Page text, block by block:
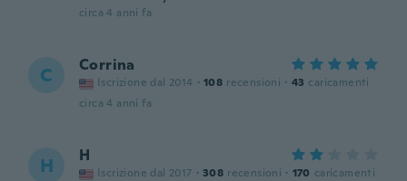
circa 4 anni fa
C Corrina
Iscrizione dal 2014 · 108 recensioni · 43 caricamenti
circa 4 anni fa
H H
Iscrizione dal 2017 · 308 recensioni · 170 caricamenti